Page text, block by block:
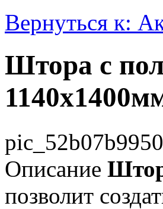
Вернуться к:
Штора с
Описание
позволит